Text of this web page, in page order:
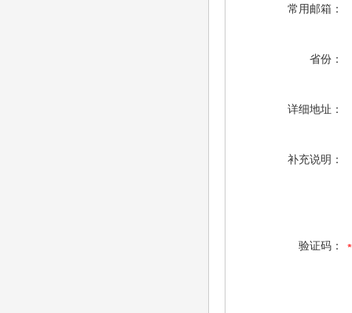
常用邮箱：
省份：
详细地址：
补充说明：
验证码：